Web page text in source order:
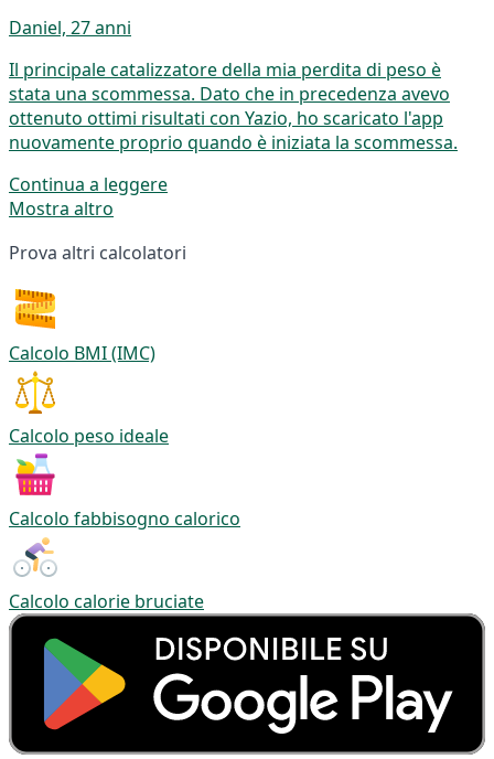
Daniel, 27 anni
Il principale catalizzatore della mia perdita di peso è
stata una scommessa. Dato che in precedenza avevo
ottenuto ottimi risultati con Yazio, ho scaricato l'app
nuovamente proprio quando è iniziata la scommessa.
Continua a leggere
Mostra altro
Prova altri calcolatori
Calcolo BMI (IMC)
Calcolo peso ideale
Calcolo fabbisogno calorico
Calcolo calorie bruciate